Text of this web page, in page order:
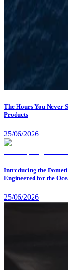
The Hours You Never
Products
25/06/2026
Introducing the
Engineered for the
25/06/2026